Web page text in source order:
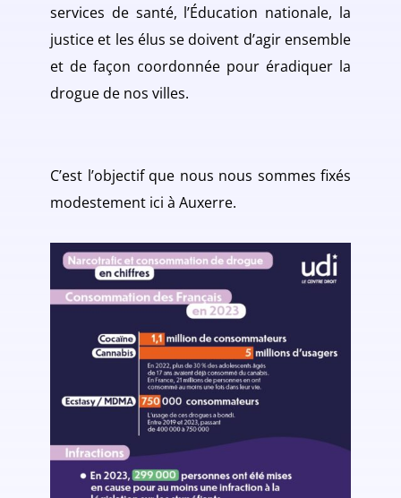
services de santé, l’Éducation nationale, la
justice et les élus se doivent d’agir ensemble
et de façon coordonnée pour éradiquer la
drogue de nos villes.
C’est l’objectif que nous nous sommes fixés
modestement ici à Auxerre.